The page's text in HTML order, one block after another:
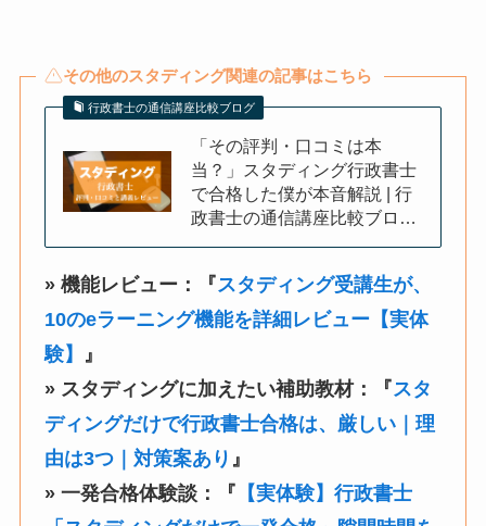
その他のスタディング関連の記事はこちら
行政書士の通信講座比較ブログ
「その評判・口コミは本
当？」スタディング行政書士
で合格した僕が本音解説 | 行
政書士の通信講座比較ブロ…
» 機能レビュー：『スタディング受講生が、
10のeラーニング機能を詳細レビュー【実体
験】 』
» スタディングに加えたい補助教材：『スタ
ディングだけで行政書士合格は、厳しい｜理
由は3つ｜対策案あり 』
» 一発合格体験談：『 【実体験】行政書士